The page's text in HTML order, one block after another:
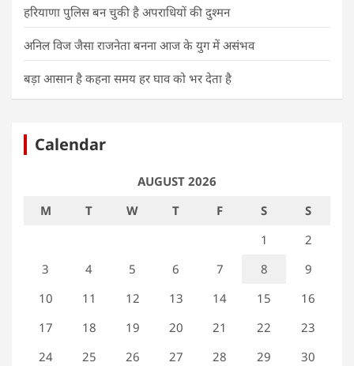
हरियाणा पुलिस बन चुकी है अपराधियों की दुश्मन
अनिल विज जैसा राजनेता बनना आज के युग में असंभव
बड़ा आसान है कहना समय हर घाव को भर देता है
Calendar
AUGUST 2026
M
T W T F S
S
1
2
3
4 5 6 7 8
9
10
11 12 13 14 15
16
17
18 19 20 21 22
23
24
25 26 27 28 29
30